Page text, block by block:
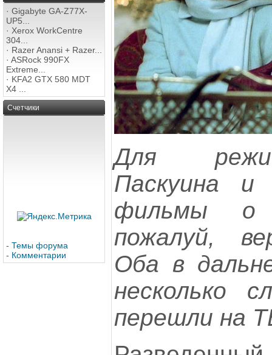
· Gigabyte GA-Z77X-
UP5...
· Xerox WorkCentre
304...
· Razer Anansi + Razer...
· ASRock 990FX
Extreme...
· KFA2 GTX 580 MDT
X4 ...
Счетчики
- Темы форума
- Комментарии
Для
Паскуина и
фильмы о
пожалуй,
Оба в
несколько
перешли на